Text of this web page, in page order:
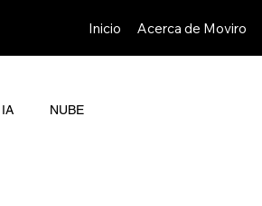
Inicio Acerca de Moviro
IA NUBE